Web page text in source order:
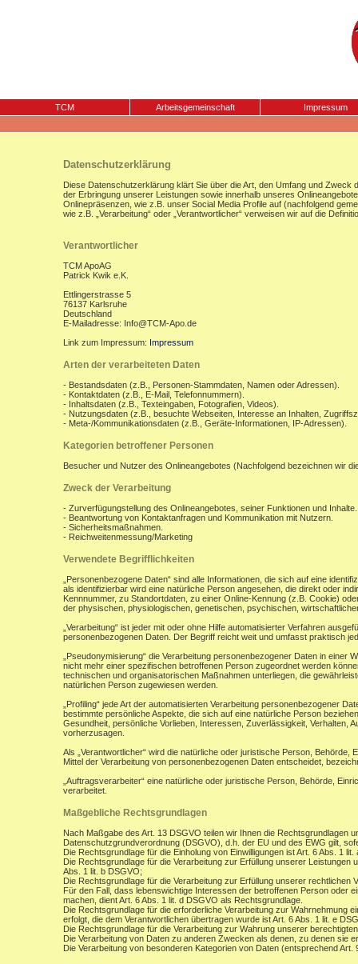
TCM Arbeitsgemeinschaft Impressum
Datenschutzerklärung
Diese Datenschutzerklärung klärt Sie über die Art, den Umfang und
der Erbringung unserer Leistungen sowie innerhalb unseres
Onlinepräsenzen, wie z.B. unser Social Media Profile auf (nachfolgend
wie z.B. „Verarbeitung“ oder „Verantwortlicher“ verweisen wir auf die
Verantwortlicher
TCM ApoAG
Patrick Kwik e.K.
Ettlingerstrasse 5
76137 Karlsruhe
Deutschland
E-Mailadresse: Info@TCM-Apo.de
Link zum Impressum: Impressum
Arten der verarbeiteten Daten
- Bestandsdaten (z.B., Personen-Stammdaten, Namen oder Adressen).
- Kontaktdaten (z.B., E-Mail, Telefonnummern).
- Inhaltsdaten (z.B., Texteingaben, Fotografien, Videos).
- Nutzungsdaten (z.B., besuchte Webseiten, Interesse an Inhalten,
- Meta-/Kommunikationsdaten (z.B., Geräte-Informationen, IP-Adressen).
Kategorien betroffener Personen
Besucher und Nutzer des Onlineangebotes (Nachfolgend bezeichnen wir
Zweck der Verarbeitung
- Zurverfügungstellung des Onlineangebotes, seiner Funktionen und Inhalte.
- Beantwortung von Kontaktanfragen und Kommunikation mit Nutzern.
- Sicherheitsmaßnahmen.
- Reichweitenmessung/Marketing
Verwendete Begrifflichkeiten
„Personenbezogene Daten“ sind alle Informationen, die sich auf eine
als identifizierbar wird eine natürliche Person angesehen, die direkt oder
Kennnummer, zu Standortdaten, zu einer Online-Kennung (z.B. Cookie)
der physischen, physiologischen, genetischen, psychischen,
„Verarbeitung“ ist jeder mit oder ohne Hilfe automatisierter Verfahren
personenbezogenen Daten. Der Begriff reicht weit und umfasst praktisch
„Pseudonymisierung“ die Verarbeitung personenbezogener Daten in
nicht mehr einer spezifischen betroffenen Person zugeordnet werden
technischen und organisatorischen Maßnahmen unterliegen, die
natürlichen Person zugewiesen werden.
„Profiling“ jede Art der automatisierten Verarbeitung personenbezogener
bestimmte persönliche Aspekte, die sich auf eine natürliche Person
Gesundheit, persönliche Vorlieben, Interessen, Zuverlässigkeit, Verhalten,
vorherzusagen.
Als „Verantwortlicher“ wird die natürliche oder juristische Person,
Mittel der Verarbeitung von personenbezogenen Daten entscheidet,
„Auftragsverarbeiter“ eine natürliche oder juristische Person, Behörde,
verarbeitet.
Maßgebliche Rechtsgrundlagen
Nach Maßgabe des Art. 13 DSGVO teilen wir Ihnen die
Datenschutzgrundverordnung (DSGVO), d.h. der EU und des EWG gilt,
Die Rechtsgrundlage für die Einholung von Einwilligungen ist Art. 6 Abs. 1
Die Rechtsgrundlage für die Verarbeitung zur Erfüllung unserer
Abs. 1 lit. b DSGVO;
Die Rechtsgrundlage für die Verarbeitung zur Erfüllung unserer rechtlichen
Für den Fall, dass lebenswichtige Interessen der betroffenen Person oder
machen, dient Art. 6 Abs. 1 lit. d DSGVO als Rechtsgrundlage.
Die Rechtsgrundlage für die erforderliche Verarbeitung zur Wahrnehmung
erfolgt, die dem Verantwortlichen übertragen wurde ist Art. 6 Abs. 1 lit. e
Die Rechtsgrundlage für die Verarbeitung zur Wahrung unserer
Die Verarbeitung von Daten zu anderen Zwecken als denen, zu denen sie
Die Verarbeitung von besonderen Kategorien von Daten (entsprechend